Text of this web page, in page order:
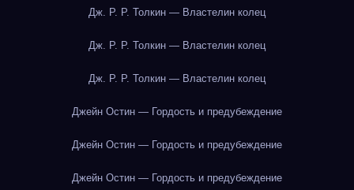
Дж. Р. Р. Толкин — Властелин колец
Дж. Р. Р. Толкин — Властелин колец
Дж. Р. Р. Толкин — Властелин колец
Джейн Остин — Гордость и предубеждение
Джейн Остин — Гордость и предубеждение
Джейн Остин — Гордость и предубеждение